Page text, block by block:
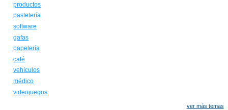
productos
pastelería
software
gafas
papelería
café
vehículos
médico
videojuegos
ver más temas